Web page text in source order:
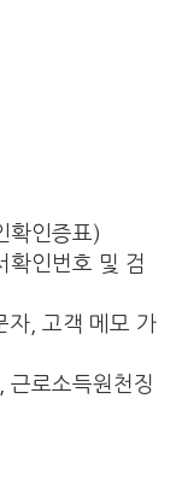
확인증표)
확인번호 및 검
자, 고객 메모 가
근로소득원천징